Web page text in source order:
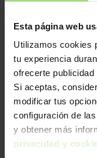
Esta página web
Utilizamos cookies
tu experiencia
ofrecerte
Si aceptas,
modificar tus
configuración de
y obtener más
privacidad y
Audi A3